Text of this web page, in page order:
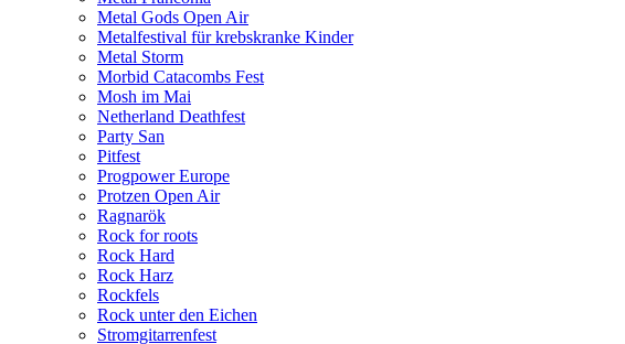
Metal Gods Open Air
Metalfestival für krebskranke Kinder
Metal Storm
Morbid Catacombs Fest
Mosh im Mai
Netherland Deathfest
Party San
Pitfest
Progpower Europe
Protzen Open Air
Ragnarök
Rock for roots
Rock Hard
Rock Harz
Rockfels
Rock unter den Eichen
Stromgitarrenfest